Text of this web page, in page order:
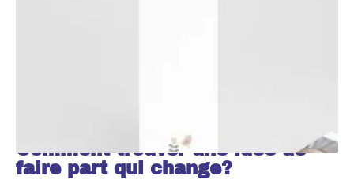
Comment trouver une idée de
faire part qui change?